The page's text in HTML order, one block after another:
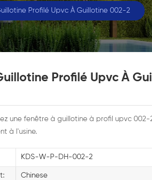
Profilé Upvc À Guillotine 002-2
Profilé Upvc À
une fenêtre à guillotine à profil upvc 002-
à l'usine.
KDS-W-P-DH-002-2
Chinese